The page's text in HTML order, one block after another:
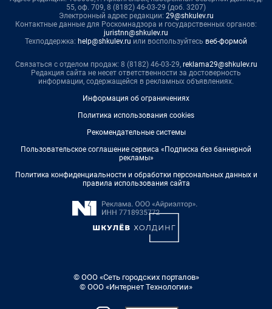
55, оф. 709, 8 (8182) 46-03-29 (доб. 3207)
Электронный адрес редакции: 29@shkulev.ru
Контактные данные для Роскомнадзора и государственных органов:
juristnn@shkulev.ru
Техподдержка: help@shkulev.ru или воспользуйтесь веб-формой
Связаться с отделом продаж: 8 (8182) 46-03-29, reklama29@shkulev.ru
Редакция сайта не несет ответственности за достоверность
информации, содержащейся в рекламных объявлениях.
Информация об ограничениях
Политика использования cookies
Рекомендательные системы
Пользовательское соглашение сервиса «Подписка без баннерной
рекламы»
Политика конфиденциальности и обработки персональных данных и
правила использования сайта
© ООО «Сеть городских порталов»
© ООО «Интернет Технологии»